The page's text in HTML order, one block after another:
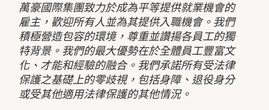
萬豪國際集團致力於成為平等提供就業機會的
雇主，歡迎所有人並為其提供入職機會。我們
積極營造包容的環境，尊重並讚揚各員工的獨
特背景。我們的最大優勢在於全體員工豐富文
化、才能和經驗的融合。我們承諾所有受法律
保護之基礎上的零歧視，包括身障、退役身分
或受其他適用法律保護的其他情況。